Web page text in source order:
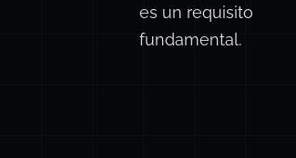
chat, garantizar la
precisión en la